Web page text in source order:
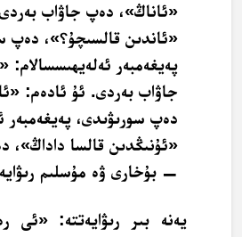
«ئاناڭ»، دەپ جاۋاب
«ئاندىن قالسىچۇ؟»، دەپ
پەيغەمبەر ئەلەيھىسسالام:
جاۋاب بەردى. ئۇ ئادەم:
دەپ سورىۋىدى، پەيغەمبەر
«ئۇنىڭدىن قالسا داداڭ»،
— بۇخارى ۋە مۇسلىم
يەنە بىر رىۋايەتتە: «ئى